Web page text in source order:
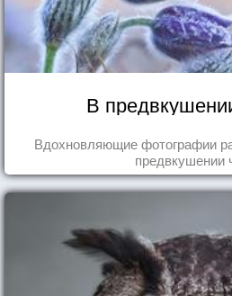
В
Вдохновляющие фотографии
предвкушении